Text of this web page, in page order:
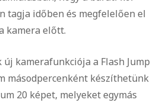
tagja időben és megfelelően el
kamera előtt.
új kamerafunkciója a Flash Jump
másodpercenként készíthetünk
20 képet, melyeket egymás